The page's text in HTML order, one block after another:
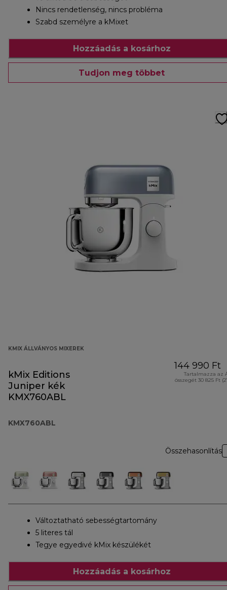
Nincs rendetlenség, nincs probléma
Szabd személyre a kMixet
Hozzáadás a kosárhoz
Tudjon meg többet
KMIX ÁLLVÁNYOS MIXEREK
kMix Editions
Juniper kék
KMX760ABL
KMX760ABL
144 990 Ft
Tartalmazza az
összegét 30 825 Ft
Összehasonlítás
Változtatható sebességtartomány
5 literes tál
Tegye egyedivé kMix készülékét
Hozzáadás a kosárhoz